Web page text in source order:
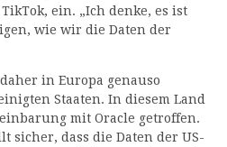
ein. „Ich denke, es ist
wie wir die Daten der
in Europa genauso
Staaten. In diesem Land
mit Oracle getroffen.
sicher, dass die Daten der US-